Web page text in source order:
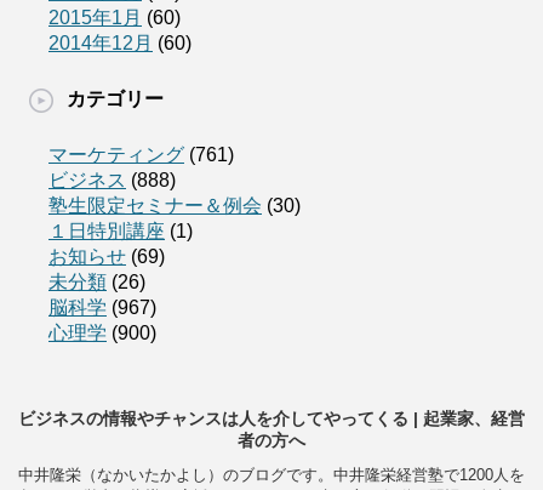
2015年1月 (60)
2014年12月 (60)
カテゴリー
マーケティング (761)
ビジネス (888)
塾生限定セミナー＆例会 (30)
１日特別講座 (1)
お知らせ (69)
未分類 (26)
脳科学 (967)
心理学 (900)
ビジネスの情報やチャンスは人を介してやってくる | 起業家、経営
者の方へ
中井隆栄（なかいたかよし）のブログです。中井隆栄経営塾で1200人を